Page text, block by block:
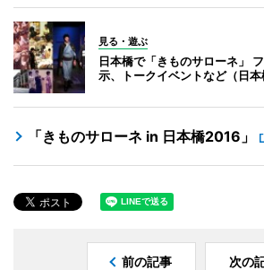
見る・遊ぶ
日本橋で「きものサローネ」
示、トークイベントなど（日本
「きものサローネ in 日本橋2016」
前の記事 次の